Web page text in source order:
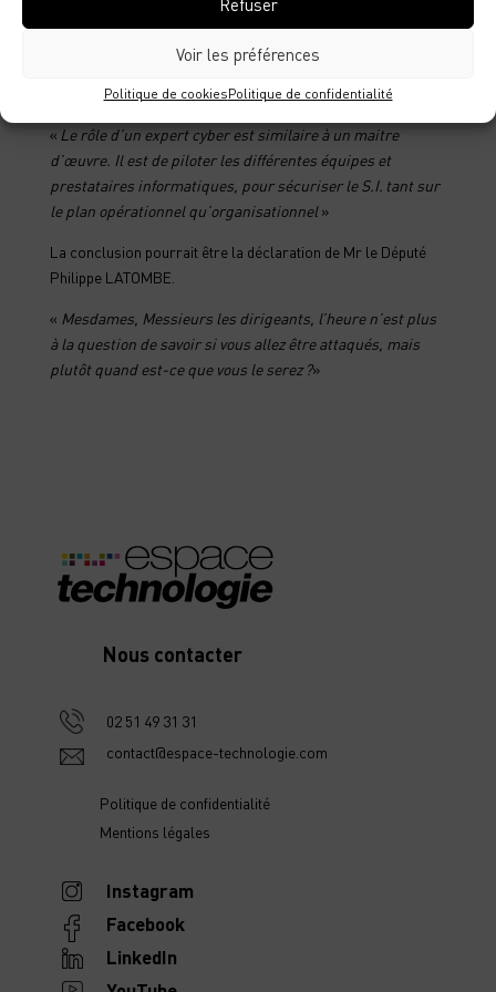
Voir les préférences
Politique de cookiesPolitique de confidentialité
cyber, insistait auprès des dirigeants sur la
former et informer les collaborateurs pour entamer une
démarche de sécurisation adaptée.
« Le rôle d’un expert cyber est similaire à un maitre
d’œuvre. Il est de piloter les différentes équipes et
prestataires informatiques, pour sécuriser le S.I. tant sur
le plan opérationnel qu’organisationnel»
La conclusion pourrait être la déclaration de Mr le Député
Philippe LATOMBE.
« Mesdames, Messieurs les dirigeants, l’heure n’est plus
à la question de savoir si vous allez être attaqués, mais
plutôt quand est-ce que vous le serez ?»
Nous contacter
02 51 49 31 31
contact@espace-technologie.com
Politique de confidentialité
Mentions légales
Instagram
Facebook
LinkedIn